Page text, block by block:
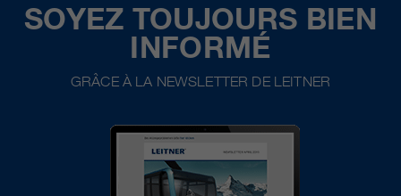
SOYEZ TOUJOURS BIEN
INFORMÉ
GRÂCE À LA NEWSLETTER DE LEITNER